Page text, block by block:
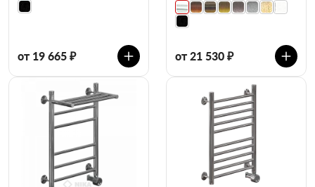
от 19 665 ₽ от 21 530 ₽